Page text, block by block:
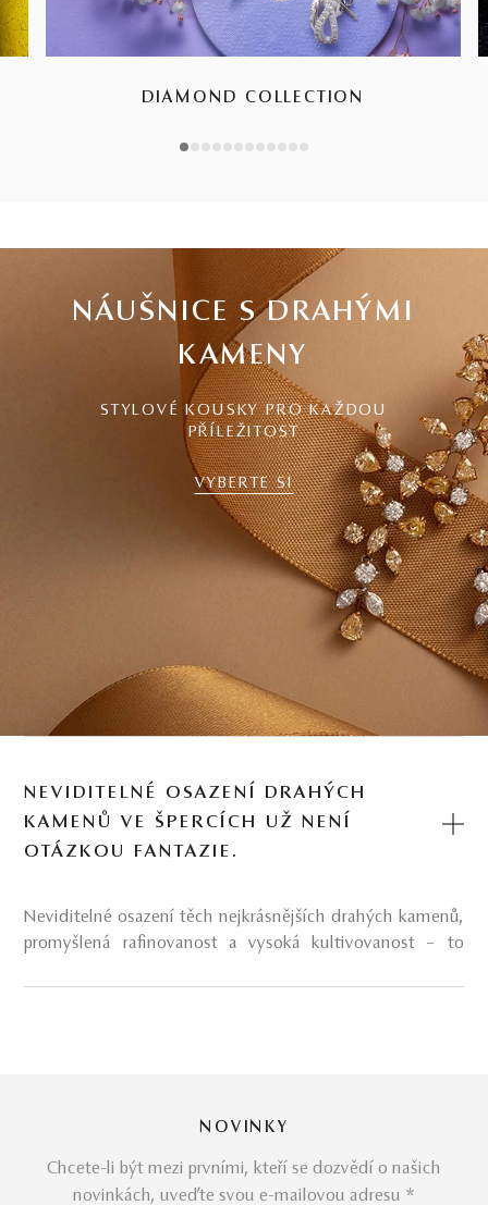
DIAMOND COLLECTION
1 2 3 4 5 6 7 8 9 10 11 12
NÁUŠNICE S DRAHÝMI
KAMENY
STYLOVÉ KOUSKY PRO KAŽDOU
PŘÍLEŽITOST
VYBERTE SI
NEVIDITELNÉ OSAZENÍ DRAHÝCH
KAMENŮ VE ŠPERCÍCH UŽ NENÍ
OTÁZKOU FANTAZIE.
Neviditelné osazení těch nejkrásnějších drahých kamenů,
promyšlená rafinovanost a vysoká kultivovanost – to
nenahraditelný znamená být jedinečný“, přičemž vůbec
netušila, že právě tato vizionářská myšlenka zakoření při
zrodu jedinečné kolekce šperků Invisible line. Jedinečné, v
NOVINKY
Chcete-li být mezi prvními, kteří se dozvědí o našich
novinkách, uveďte svou e-mailovou adresu *